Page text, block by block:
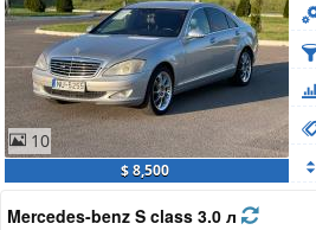
10
$ 8,500
Mercedes-benz S class 3.0 л